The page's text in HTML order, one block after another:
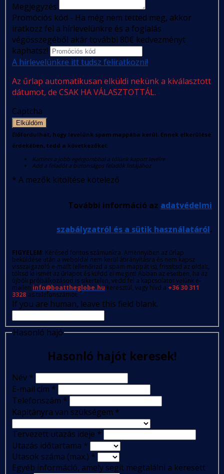
Megjegyzés
Promóciós kód - Ha még nem tetted meg, akkor
iratkozz fel a hírlevelünkre és a foglalás
végösszegéből akár további 80€ kedvezményt
kaphatsz!
A hírlevelünkre itt tudsz feliratkozni!
Az űrlap automatikusan elküldi nekünk a kiválasztott
dátumot, de CSAK HA VÁLASZTOTTÁL.
Captcha
Elküldöm
Előfordulhat, hogy levelünk spam mappába kerül. Ennek elkerülése
érdekében, tedd a következőket:
Kattints a jobb egérgombbal a tőlünk kapott levélre
Add a feladót a biztonságos feladók listájához
* A mezők kitöltése kötelező
További információ az adatvédelmi
szabályzatról és a sütik használatáról.
FIGYELEM: Kérésed fontos számunkra. Amennyiben az űrlap
beküldése után a weboldal nem kerül átirányításra és nem kapsz
visszaigazoló e-mailt (ellenőrizd a spam mappát is), frissítsd az oldalt,
töltsd ki ismét az űrlapot és küldd el megint! Abban az esetben, ha az
újbóli próbálkozásod is sikertelen, vedd fel a kapcsolatot velünk e-
mailen info@boattheglobe.hu keresztül, vagy hívd a +36 30 311
3328-as telefonszámot.
If you are human, leave this field blank.
Hasonló hajó
Hasonló hajót keresek!
Név *
E-mail cím *
Telefonszám *
Kapitányra van szükségem *
Tervezett utazás ideje *
Utazás időtartama *
Utasok száma (max.) *
Egyéb információ, amely segít megtalálni a keresett